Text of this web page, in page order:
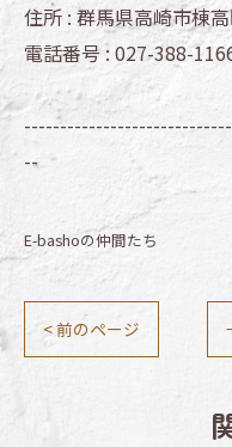
住所 :群馬県高崎市棟
電話番号 : 027-388-
--
E-bashoの仲間たち
< 前のページ